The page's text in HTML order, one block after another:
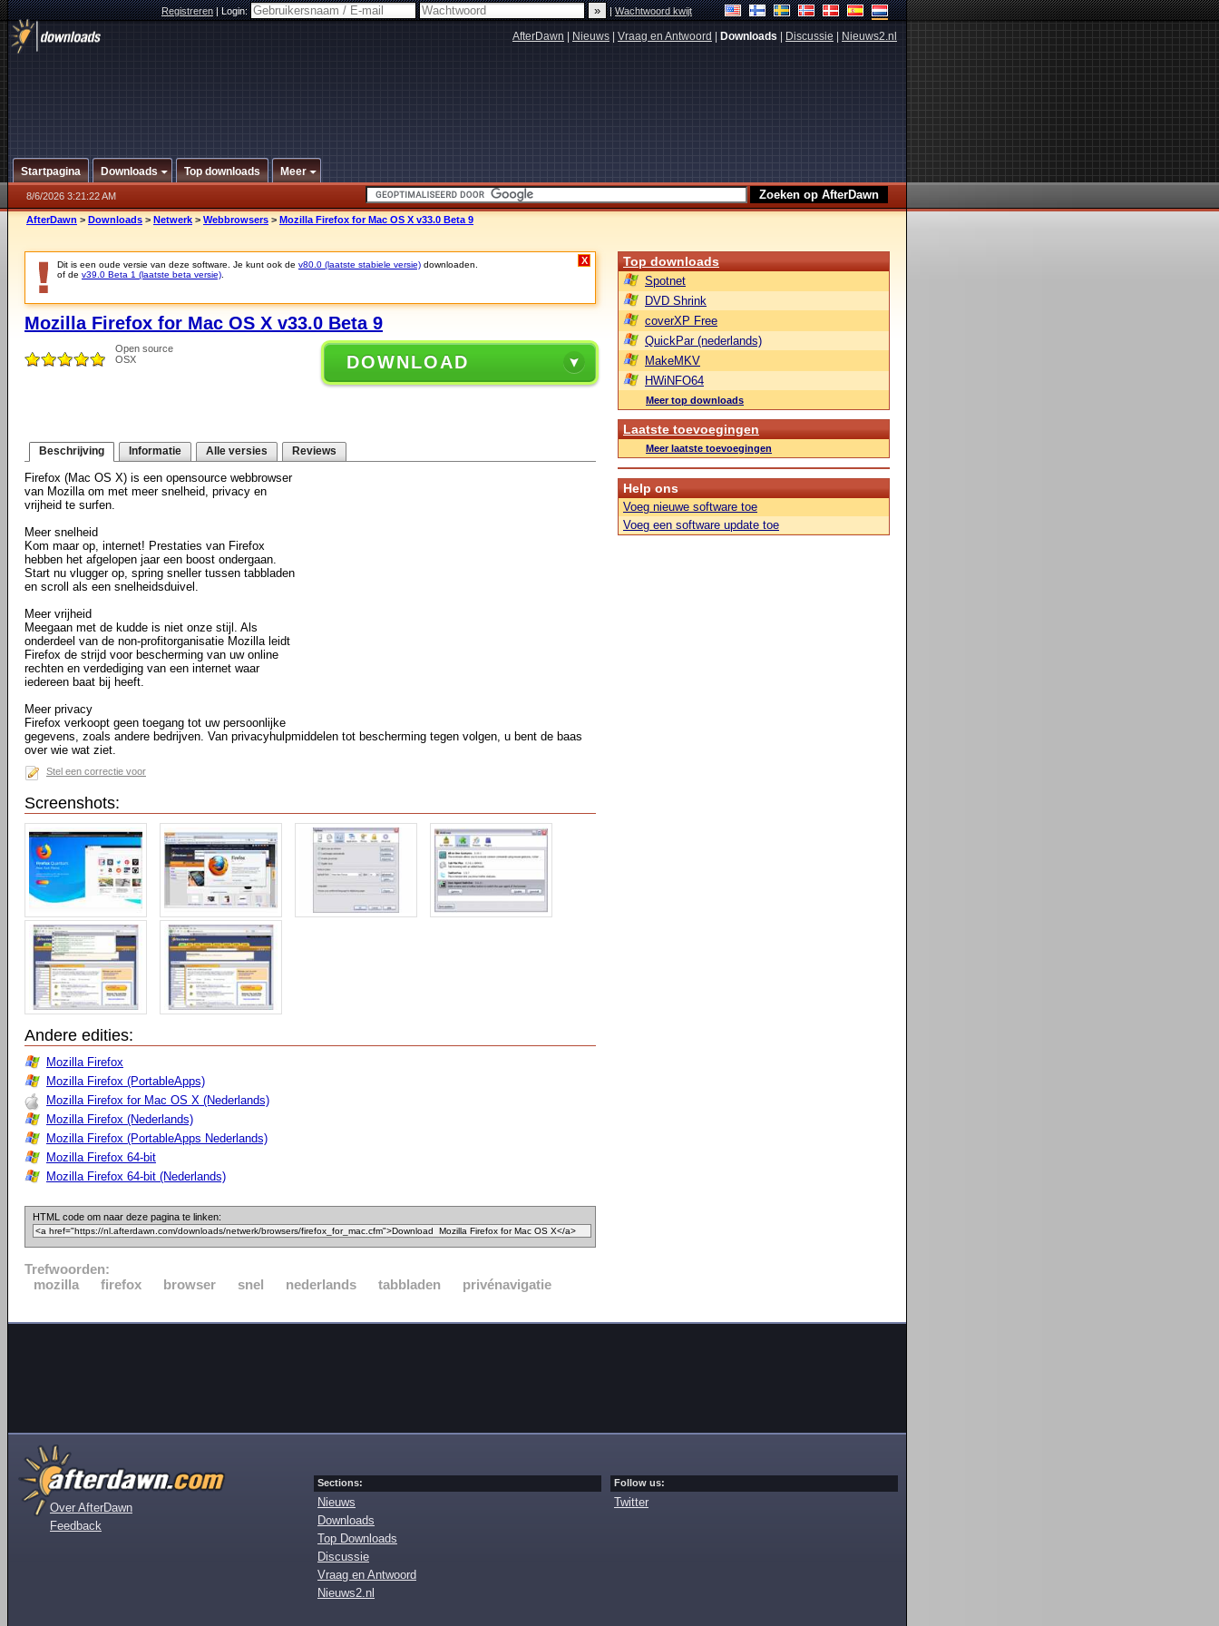
Registreren|Login: |Wachtwoord kwijt
AfterDawn Nieuws Vraag en Antwoord Downloads Discussie Nieuws2.nl
Startpagina Downloads Top downloads Meer
8/6/2026 3:21:22 AM
AfterDawn > Downloads > Netwerk > Webbrowsers > Mozilla Firefox for Mac OS X v33.0 Beta 9
Dit is een oude versie van deze software. Je kunt ook de v80.0 (laatste stabiele versie) downloaden.
of de v39.0 Beta 1 (laatste beta versie)
X
Mozilla Firefox for Mac OS X v33.0 Beta 9
Open source
OSX
DOWNLOAD
Beschrijving Informatie Alle versies Reviews
Firefox (Mac OS X) is een opensource webbrowser
van Mozilla om met meer snelheid, privacy en
vrijheid te surfen.
Meer snelheid
Kom maar op, internet! Prestaties van Firefox
hebben het afgelopen jaar een boost ondergaan.
Start nu vlugger op, spring sneller tussen tabbladen
en scroll als een snelheidsduivel.
Meer vrijheid
Meegaan met de kudde is niet onze stijl. Als
onderdeel van de non-profitorganisatie Mozilla leidt
Firefox de strijd voor bescherming van uw online
rechten en verdediging van een internet waar
iedereen baat bij heeft.
Meer privacy
Firefox verkoopt geen toegang tot uw persoonlijke
gegevens, zoals andere bedrijven. Van privacyhulpmiddelen tot bescherming tegen volgen, u bent de baas
over wie wat ziet.
Stel een correctie voor
Screenshots:
Andere edities:
Mozilla Firefox
Mozilla Firefox (PortableApps)
Mozilla Firefox for Mac OS X (Nederlands)
Mozilla Firefox (Nederlands)
Mozilla Firefox (PortableApps Nederlands)
Mozilla Firefox 64-bit
Mozilla Firefox 64-bit (Nederlands)
HTML code om naar deze pagina te linken:
Trefwoorden:
mozilla
firefox browser snel nederlands tabbladen privénavigatie
Top downloads
Spotnet
DVD Shrink
coverXP Free
QuickPar (nederlands)
MakeMKV
HWiNFO64
Meer top downloads
Laatste toevoegingen
Meer laatste toevoegingen
Help ons
Voeg nieuwe software toe
Voeg een software update toe
Over AfterDawn
Feedback
Sections:
Nieuws
Downloads
Top Downloads
Discussie
Vraag en Antwoord
Nieuws2.nl
Follow us:
Twitter